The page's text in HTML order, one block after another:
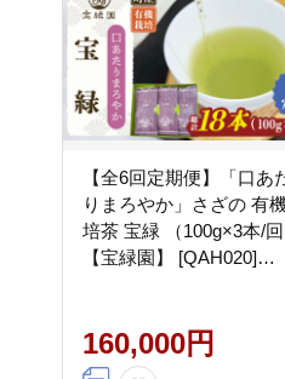
【全6回定期便】「口あ
りまろやか」さざの 有
培茶 宝緑 （100g×3本/回
【宝緑園】 [QAH020]
160,000円